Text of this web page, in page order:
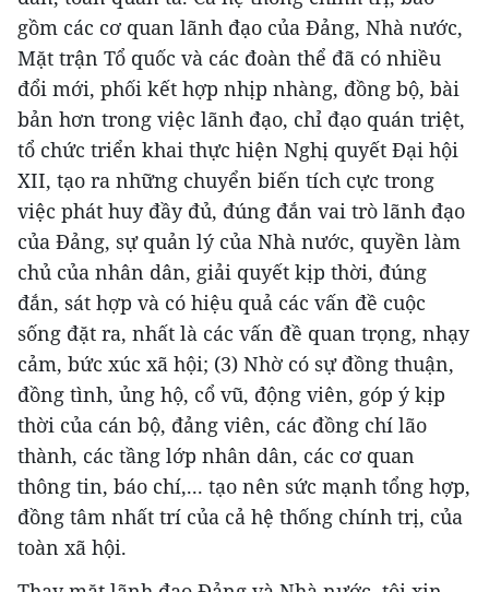
gồm các cơ quan lãnh đạo của Đảng, Nhà nước,
Mặt trận Tổ quốc và các đoàn thể đã có nhiều
đổi mới, phối kết hợp nhịp nhàng, đồng bộ, bài
bản hơn trong việc lãnh đạo, chỉ đạo quán triệt,
tổ chức triển khai thực hiện Nghị quyết Đại hội
XII, tạo ra những chuyển biến tích cực trong
việc phát huy đầy đủ, đúng đắn vai trò lãnh đạo
của Đảng, sự quản lý của Nhà nước, quyền làm
chủ của nhân dân, giải quyết kịp thời, đúng
đắn, sát hợp và có hiệu quả các vấn đề cuộc
sống đặt ra, nhất là các vấn đề quan trọng, nhạy
cảm, bức xúc xã hội; (3) Nhờ có sự đồng thuận,
đồng tình, ủng hộ, cổ vũ, động viên, góp ý kịp
thời của cán bộ, đảng viên, các đồng chí lão
thành, các tầng lớp nhân dân, các cơ quan
thông tin, báo chí,... tạo nên sức mạnh tổng hợp,
đồng tâm nhất trí của cả hệ thống chính trị, của
toàn xã hội.